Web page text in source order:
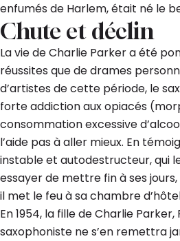
enfumés de Harlem, était né le
Chute et déclin
La vie de Charlie Parker a été
réussites que de drames
d’artistes de cette période, le
forte addiction aux opiacés
consommation excessive
l’aide pas à aller mieux. En
instable et autodestructeur, qui
essayer de mettre fin à ses
il met le feu à sa chambre
En 1954, la fille de Charlie Parker,
saxophoniste ne s’en remettra